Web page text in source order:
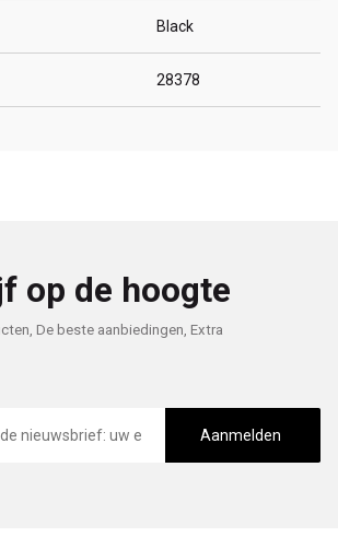
Black
28378
op de hoogte
De beste aanbiedingen, Extra
Aanmelden